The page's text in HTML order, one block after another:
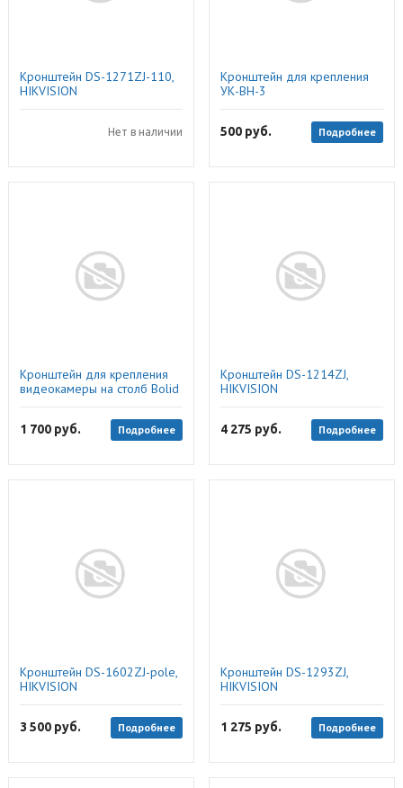
Кронштейн DS-1271ZJ-110,
HIKVISION
Нет в наличии
Кронштейн для крепления
УК-ВН-3
500 руб. Подробнее
Кронштейн для крепления
видеокамеры на столб Bolid
1 700 руб. Подробнее
Кронштейн DS-1214ZJ,
HIKVISION
4 275 руб. Подробнее
Кронштейн DS-1602ZJ-pole,
HIKVISION
3 500 руб. Подробнее
Кронштейн DS-1293ZJ,
HIKVISION
1 275 руб. Подробнее